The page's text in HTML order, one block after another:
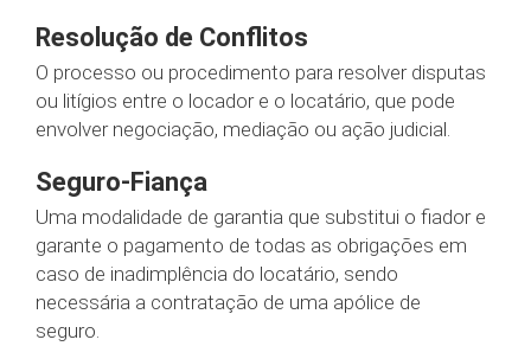
Resolução de Conflitos
O processo ou procedimento para resolver disputas
ou litígios entre o locador e o locatário, que pode
envolver negociação, mediação ou ação judicial.
Seguro-Fiança
Uma modalidade de garantia que substitui o fiador e
garante o pagamento de todas as obrigações em
caso de inadimplência do locatário, sendo
necessária a contratação de uma apólice de
seguro.